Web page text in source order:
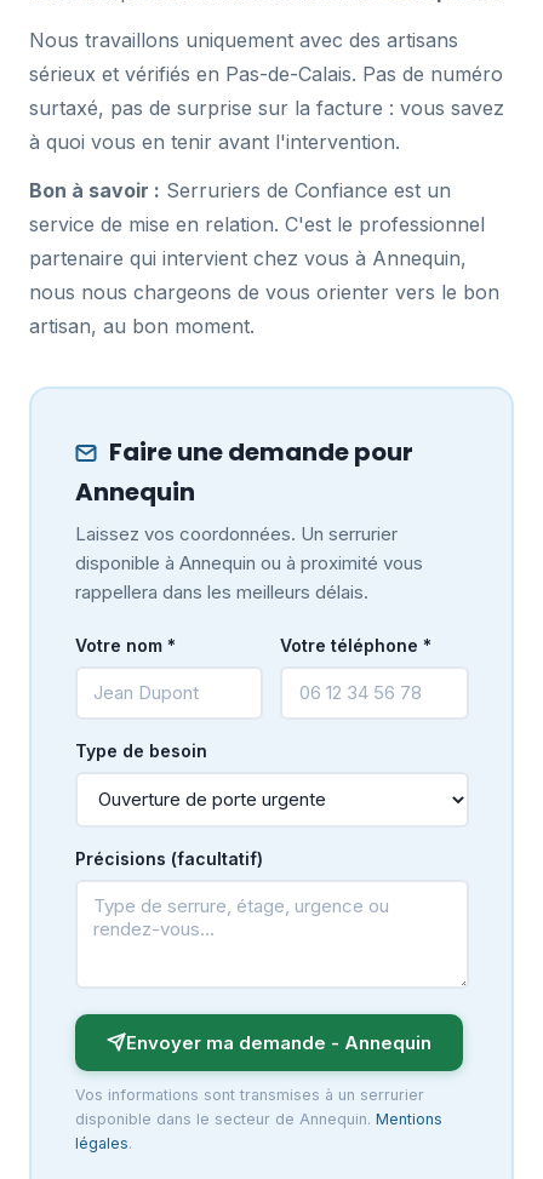
Nous travaillons uniquement avec des artisans
sérieux et vérifiés en Pas-de-Calais. Pas de numéro
surtaxé, pas de surprise sur la facture : vous savez
à quoi vous en tenir avant l'intervention.
Bon à savoir : Serruriers de Confiance est un
service de mise en relation. C'est le professionnel
partenaire qui intervient chez vous à Annequin,
nous nous chargeons de vous orienter vers le bon
artisan, au bon moment.
Faire une demande pour
Annequin
Laissez vos coordonnées. Un serrurier
disponible à Annequin ou à proximité vous
rappellera dans les meilleurs délais.
Votre nom * Votre téléphone *
Type de besoin
Précisions (facultatif)
Envoyer ma demande - Annequin
Vos informations sont transmises à un serrurier
disponible dans le secteur de Annequin. Mentions
légales.